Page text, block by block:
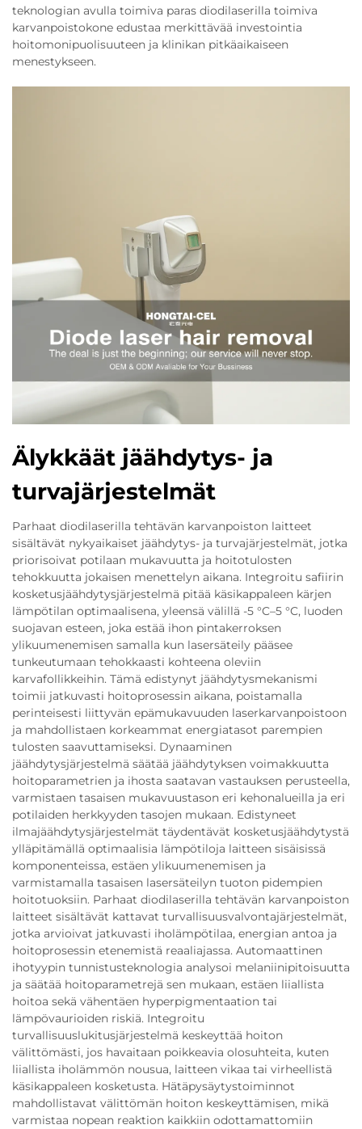
teknologian avulla toimiva paras diodilaserilla toimiva
karvanpoistokone edustaa merkittävää investointia
hoitomonipuolisuuteen ja klinikan pitkäaikaiseen
menestykseen.
Älykkäät jäähdytys- ja
turvajärjestelmät
Parhaat diodilaserilla tehtävän karvanpoiston laitteet
sisältävät nykyaikaiset jäähdytys- ja turvajärjestelmät, jotka
priorisoivat potilaan mukavuutta ja hoitotulosten
tehokkuutta jokaisen menettelyn aikana. Integroitu safiirin
kosketusjäähdytysjärjestelmä pitää käsikappaleen kärjen
lämpötilan optimaalisena, yleensä välillä -5 °C–5 °C, luoden
suojavan esteen, joka estää ihon pintakerroksen
ylikuumenemisen samalla kun lasersäteily pääsee
tunkeutumaan tehokkaasti kohteena oleviin
karvafollikkeihin. Tämä edistynyt jäähdytysmekanismi
toimii jatkuvasti hoitoprosessin aikana, poistamalla
perinteisesti liittyvän epämukavuuden laserkarvanpoistoon
ja mahdollistaen korkeammat energiatasot parempien
tulosten saavuttamiseksi. Dynaaminen
jäähdytysjärjestelmä säätää jäähdytyksen voimakkuutta
hoitoparametrien ja ihosta saatavan vastauksen perusteella,
varmistaen tasaisen mukavuustason eri kehonalueilla ja eri
potilaiden herkkyyden tasojen mukaan. Edistyneet
ilmajäähdytysjärjestelmät täydentävät kosketusjäähdytystä
ylläpitämällä optimaalisia lämpötiloja laitteen sisäisissä
komponenteissa, estäen ylikuumenemisen ja
varmistamalla tasaisen lasersäteilyn tuoton pidempien
hoitotuoksiin. Parhaat diodilaserilla tehtävän karvanpoiston
laitteet sisältävät kattavat turvallisuusvalvontajärjestelmät,
jotka arvioivat jatkuvasti iholämpötilaa, energian antoa ja
hoitoprosessin etenemistä reaaliajassa. Automaattinen
ihotyypin tunnistusteknologia analysoi melaniinipitoisuutta
ja säätää hoitoparametrejä sen mukaan, estäen liiallista
hoitoa sekä vähentäen hyperpigmentaation tai
lämpövaurioiden riskiä. Integroitu
turvallisuuslukitusjärjestelmä keskeyttää hoiton
välittömästi, jos havaitaan poikkeavia olosuhteita, kuten
liiallista iholämmön nousua, laitteen vikaa tai virheellistä
käsikappaleen kosketusta. Hätäpysäytystoiminnot
mahdollistavat välittömän hoiton keskeyttämisen, mikä
varmistaa nopean reaktion kaikkiin odottamattomiin